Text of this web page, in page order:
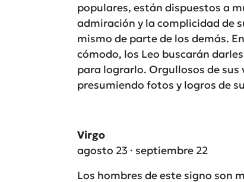
populares, están dispuestos a
admiración y la complicidad de
mismo de parte de los demás.
cómodo, los Leo buscarán
para lograrlo. Orgullosos de
presumiendo fotos y logros de
Virgo
agosto 23 · septiembre 22
Los hombres de este signo son